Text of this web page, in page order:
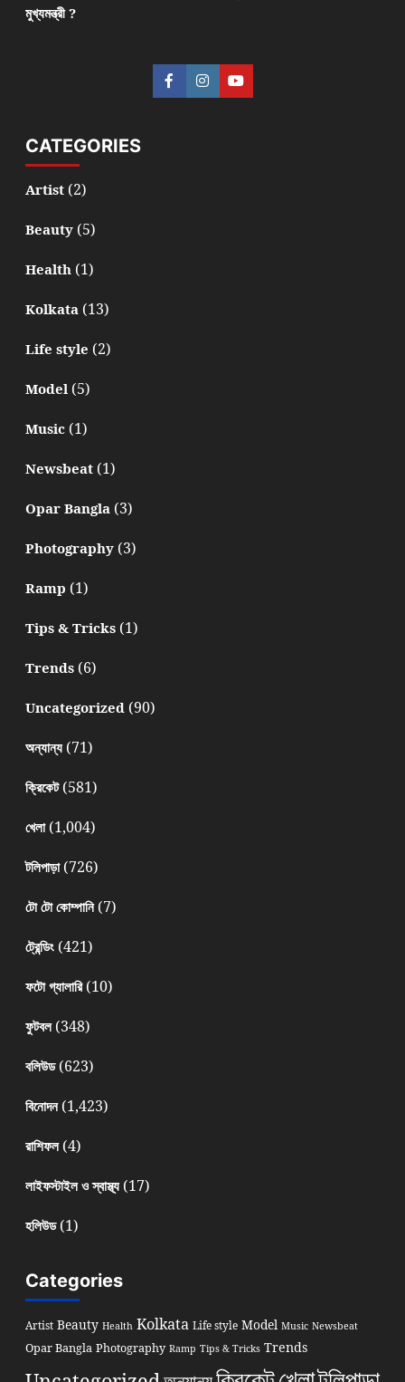
মুখ্যমন্ত্রী ?
CATEGORIES
Artist(2)
Beauty(5)
Health(1)
Kolkata(13)
Life style (2)
Model(5)
Music(1)
Newsbeat(1)
Opar Bangla(3)
Photography(3)
Ramp (1)
Tips & Tricks(1)
Trends(6)
Uncategorized(90)
অন্যান্য(71)
ক্রিকেট(581)
খেলা(1,004)
টলিপাড়া(726)
টো টো কোম্পানি(7)
ট্রেন্ডিং(421)
ফটো গ্যালারি(10)
ফুটবল(348)
বলিউড(623)
বিনোদন(1,423)
রাশিফল(4)
লাইফস্টাইল ও স্বাস্থ্য(17)
হলিউড(1)
Categories
Artist Beauty Health Kolkata Life style Model Music Newsbeat
Opar Bangla Photography Ramp Tips & Tricks Trends